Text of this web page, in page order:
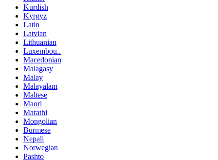
Kurdish
Kyrgyz
Latin
Latvian
Lithuanian
Luxembou..
Macedonian
Malagasy
Malay
Malayalam
Maltese
Maori
Marathi
Mongolian
Burmese
Nepali
Norwegian
Pashto